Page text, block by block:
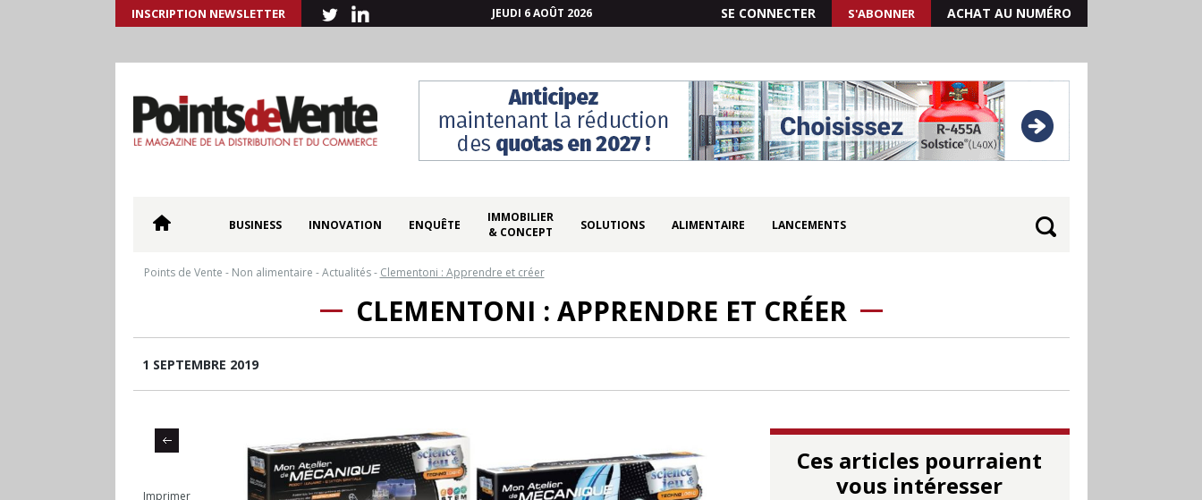
INSCRIPTION NEWSLETTER JEUDI 6 AOÛT 2026 SE CONNECTER S'ABONNER ACHAT AU NUMÉRO
BUSINESS INNOVATION ENQUÊTE
IMMOBILIER
& CONCEPT
SOLUTIONS ALIMENTAIRE LANCEMENTS
Points de Vente - Non alimentaire -Actualités- Clementoni : Apprendre et créer
CLEMENTONI : APPRENDRE ET CRÉER
1 SEPTEMBRE 2019
Imprimer
Ces articles pourraient
vous intéresser